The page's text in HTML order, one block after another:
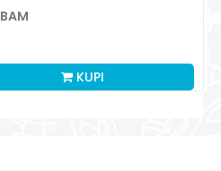
BAM
KUPI